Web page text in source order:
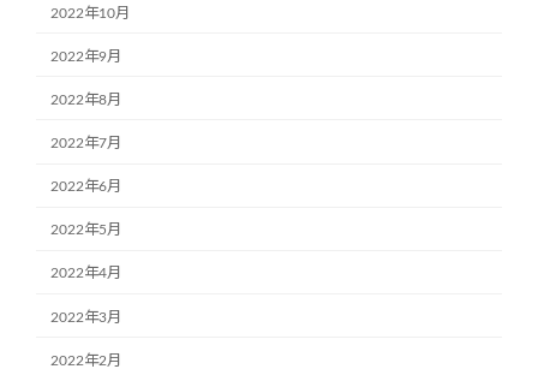
2022年10月
2022年9月
2022年8月
2022年7月
2022年6月
2022年5月
2022年4月
2022年3月
2022年2月